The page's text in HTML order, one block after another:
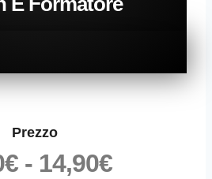
Prezzo
€ - 14,90€FASCIA